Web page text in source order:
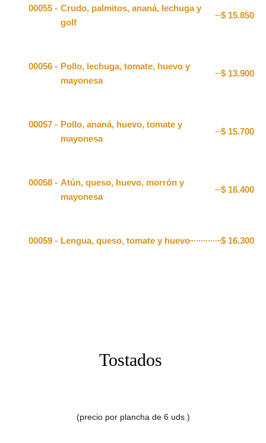
00055 - Crudo, palmitos, ananá, lechuga y
golf
$15.850
00056 - Pollo, lechuga, tomate, huevo y
mayonesa
$13.900
00057 - Pollo, ananá, huevo, tomate y
mayonesa
$15.700
00058 - Atún, queso, huevo, morrón y
mayonesa
$16.400
00059 - Lengua, queso, tomate y huevo $16.300
Tostados
(precio por plancha de 6 uds.)